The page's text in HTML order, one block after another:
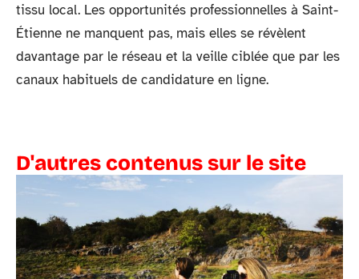
tissu local. Les opportunités professionnelles à Saint-
Étienne ne manquent pas, mais elles se révèlent
davantage par le réseau et la veille ciblée que par les
canaux habituels de candidature en ligne.
D'autres contenus sur le site